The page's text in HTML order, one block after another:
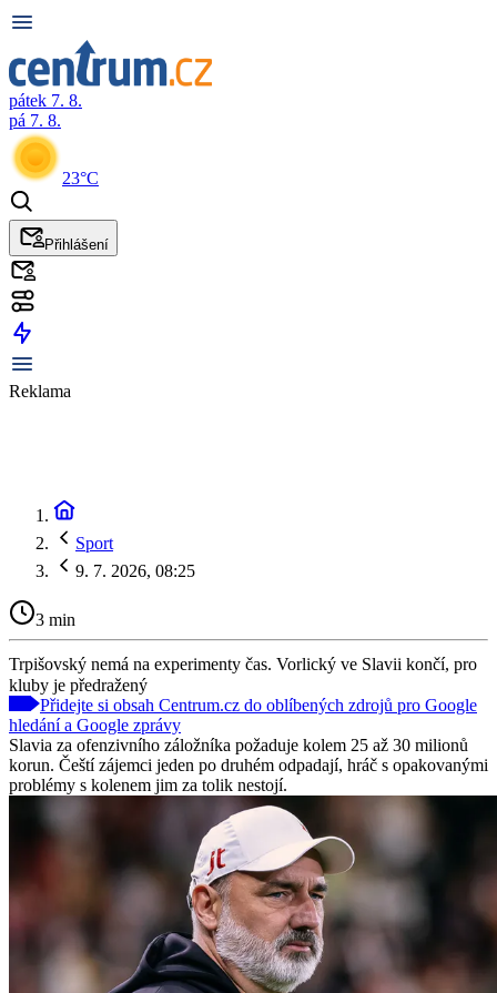
pátek 7. 8.
pá 7. 8.
23°C
Přihlášení
Reklama
Sport
9. 7. 2026, 08:25
3 min
Trpišovský nemá na experimenty čas. Vorlický ve Slavii končí, pro
kluby je předražený
Přidejte si obsah Centrum.cz do oblíbených zdrojů pro Google
hledání a Google zprávy
Slavia za ofenzivního záložníka požaduje kolem 25 až 30 milionů
korun. Čeští zájemci jeden po druhém odpadají, hráč s opakovanými
problémy s kolenem jim za tolik nestojí.